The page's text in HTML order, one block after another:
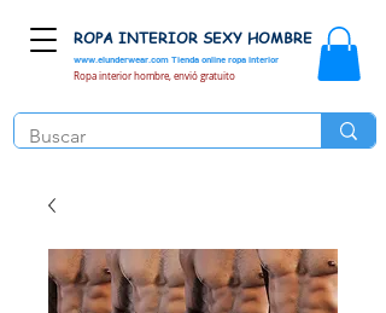
www.elunderwear.com Tienda online ropa interior
ROPA INTERIOR SEXY HOMBRE
Ropa interior hombre, envió gratuito